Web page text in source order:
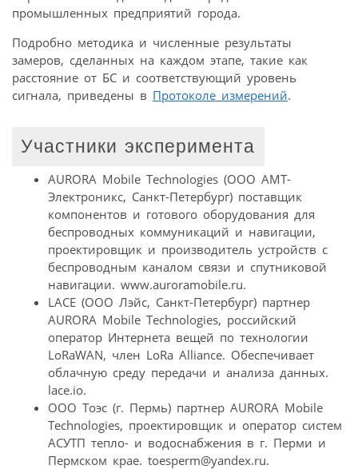
промышленных предприятий города.
Подробно методика и численные результаты
замеров, сделанных на каждом этапе, такие как
расстояние от БС и соответствующий уровень
сигнала, приведены в Протоколе измерений.
Участники эксперимента
AURORA Mobile Technologies (ООО АМТ-
Электроникс, Санкт-Петербург) поставщик
компонентов и готового оборудования для
беспроводных коммуникаций и навигации,
проектировщик и производитель устройств с
беспроводным каналом связи и спутниковой
навигации. www.auroramobile.ru.
LACE (ООО Лэйс, Санкт-Петербург) партнер
AURORA Mobile Technologies, российский
оператор Интернета вещей по технологии
LoRaWAN, член LoRa Alliance. Обеспечивает
облачную среду передачи и анализа данных.
lace.io.
ООО Тоэс (г. Пермь) партнер AURORA Mobile
Technologies, проектировщик и оператор систем
АСУТП тепло- и водоснабжения в г. Перми и
Пермском крае. toesperm@yandex.ru.